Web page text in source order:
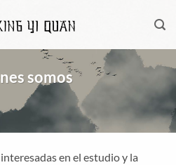
somos
en el estudio y la